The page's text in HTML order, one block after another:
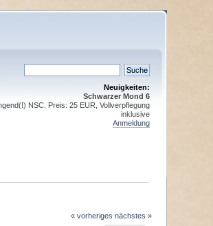
Neuigkeiten:
Schwarzer Mond 6
NSC. Preis: 25 EUR, Vollverpflegung
inklusive
Anmeldung
« vorheriges nächstes »